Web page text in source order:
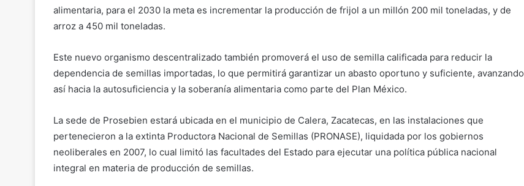
alimentaria, para el 2030 la meta es incrementar la producción de frijol a un millón 200 mil toneladas, y de
arroz a 450 mil toneladas.
Este nuevo organismo descentralizado también promoverá el uso de semilla calificada para reducir la
dependencia de semillas importadas, lo que permitirá garantizar un abasto oportuno y suficiente, avanzando
así hacia la autosuficiencia y la soberanía alimentaria como parte del Plan México.
La sede de Prosebien estará ubicada en el municipio de Calera, Zacatecas, en las instalaciones que
pertenecieron a la extinta Productora Nacional de Semillas (PRONASE), liquidada por los gobiernos
neoliberales en 2007, lo cual limitó las facultades del Estado para ejecutar una política pública nacional
integral en materia de producción de semillas.